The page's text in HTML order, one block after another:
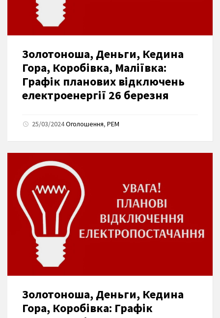
Золотоноша, Деньги, Кедина
Гора, Коробівка, Маліївка:
Графік планових відключень
електроенергії 26 березня
25/03/2024Оголошення, РЕМ
Золотоноша, Деньги, Кедина
Гора, Коробівка: Графік